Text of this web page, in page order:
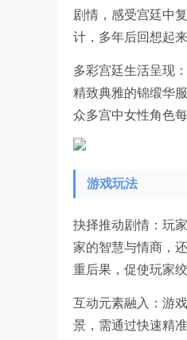
剧情，感受宫廷中
计，多年后回想起
多彩宫廷生活呈现
精致典雅的锦缎华
众多宫中女性角色
游戏玩法
抉择推动剧情：玩
家的智慧与情商，
重后果，促使玩家
互动元素融入：游
景，需通过快速精